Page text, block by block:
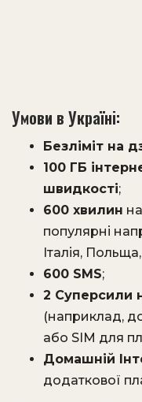
Умови в Україні:
Безліміт на
100 ГБ
швидкості;
600 хвилин
популярні
Італія,
600 SMS;
2 Суперсили
(наприклад,
або SIM для
Домашній
додаткової